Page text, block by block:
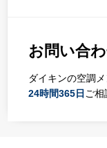
お問い合
ダイキンの空調
24時間365日 ご